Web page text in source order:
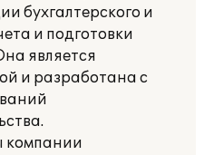
бухгалтерского и
и подготовки
является
и разработана с
компании